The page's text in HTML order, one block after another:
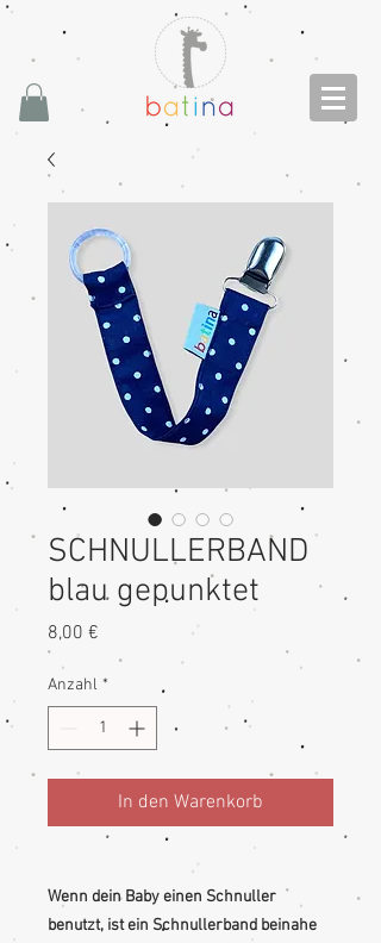
SCHNULLERBAND
blau gepunktet
8,00 €
Anzahl *
In den Warenkorb
Wenn dein Baby einen Schnuller
benutzt, ist ein Schnullerband beinahe